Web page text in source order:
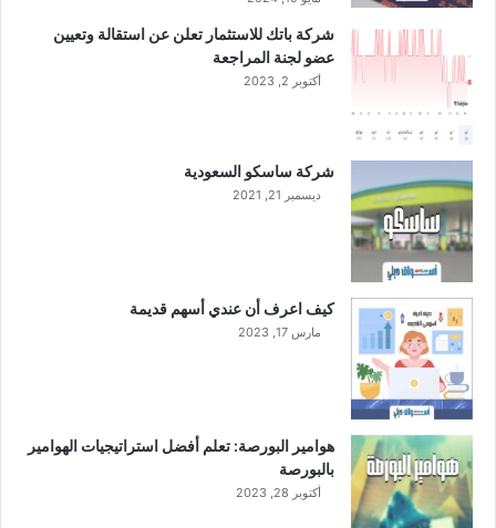
ل
ع
2
3
شركة باتك للاستثمار تعلن عن استقالة وتعيين
عضو لجنة المراجعة
أكتوبر 2, 2023
شركة ساسكو السعودية
ديسمبر 21, 2021
كيف اعرف أن عندي أسهم قديمة
مارس 17, 2023
هوامير البورصة: تعلم أفضل استراتيجيات الهوامير
بالبورصة
أكتوبر 28, 2023